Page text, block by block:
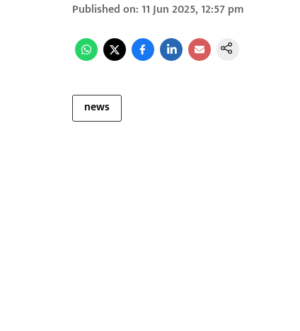
Published on: 11 Jun 2025, 12:57 pm
news